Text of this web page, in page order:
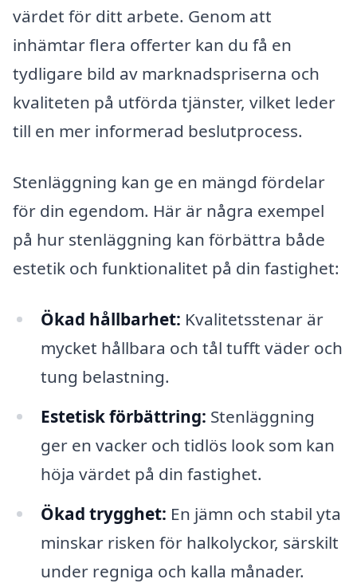
värdet för ditt arbete. Genom att
inhämtar flera offerter kan du få en
tydligare bild av marknadspriserna och
kvaliteten på utförda tjänster, vilket leder
till en mer informerad beslutprocess.
Stenläggning kan ge en mängd fördelar
för din egendom. Här är några exempel
på hur stenläggning kan förbättra både
estetik och funktionalitet på din fastighet:
Ökad hållbarhet: Kvalitetsstenar är
mycket hållbara och tål tufft väder och
tung belastning.
Estetisk förbättring: Stenläggning
ger en vacker och tidlös look som kan
höja värdet på din fastighet.
Ökad trygghet: En jämn och stabil yta
minskar risken för halkolyckor, särskilt
under regniga och kalla månader.